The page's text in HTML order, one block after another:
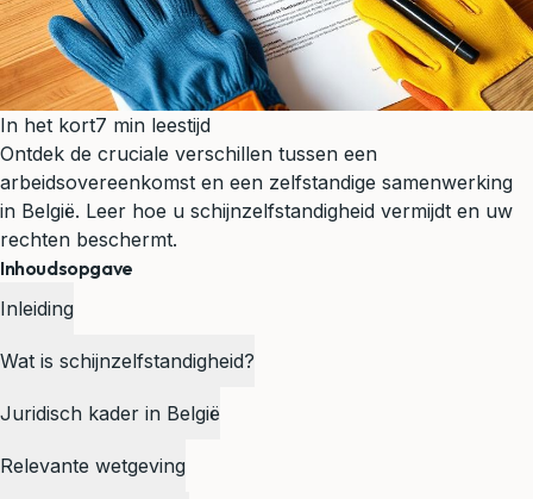
In het kort7 min leestijd
Ontdek de cruciale verschillen tussen een
arbeidsovereenkomst en een zelfstandige samenwerking
in België. Leer hoe u schijnzelfstandigheid vermijdt en uw
rechten beschermt.
Inhoudsopgave
Inleiding
Wat is schijnzelfstandigheid?
Juridisch kader in België
Relevante wetgeving